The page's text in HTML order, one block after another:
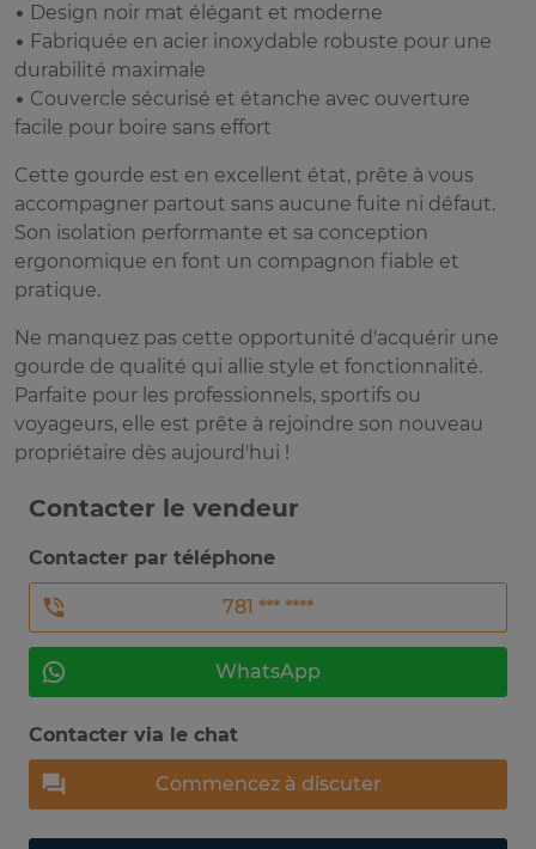
• Design noir mat élégant et moderne
• Fabriquée en acier inoxydable robuste pour une
durabilité maximale
• Couvercle sécurisé et étanche avec ouverture
facile pour boire sans effort
Cette gourde est en excellent état, prête à vous
accompagner partout sans aucune fuite ni défaut.
Son isolation performante et sa conception
ergonomique en font un compagnon fiable et
pratique.
Ne manquez pas cette opportunité d'acquérir une
gourde de qualité qui allie style et fonctionnalité.
Parfaite pour les professionnels, sportifs ou
voyageurs, elle est prête à rejoindre son nouveau
propriétaire dès aujourd'hui !
Contacter le vendeur
Contacter par téléphone
781 *** ****
WhatsApp
Contacter via le chat
Commencez à discuter